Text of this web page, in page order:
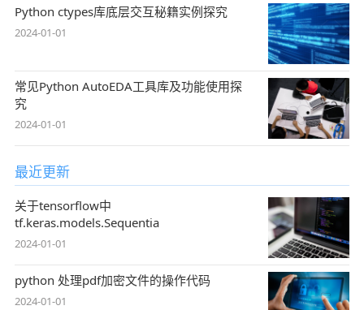
Python ctypes库底层交互秘籍实例探究
2024-01-01
常见Python AutoEDA工具库及功能使用探
究
2024-01-01
最近更新
关于tensorflow中
tf.keras.models.Sequentia
2024-01-01
python 处理pdf加密文件的操作代码
2024-01-01